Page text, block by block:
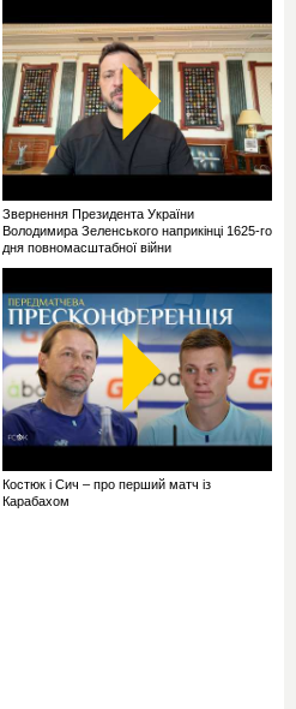
Звернення Президента України
Володимира Зеленського наприкінці 1625-го
дня повномасштабної війни
Костюк і Сич – про перший матч із
Карабахом